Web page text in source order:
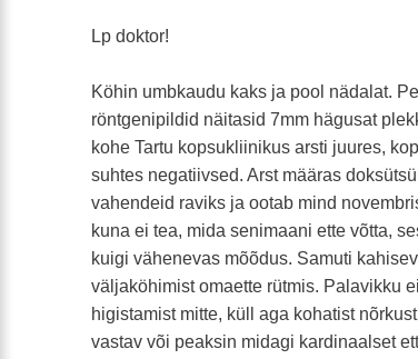
Lp doktor!
Köhin umbkaudu kaks ja pool nädalat.
röntgenipildid näitasid 7mm hägusat
kohe Tartu kopsukliinikus arsti juures,
suhtes negatiivsed. Arst määras
vahendeid raviks ja ootab mind
kuna ei tea, mida senimaani ette võtta,
kuigi vähenevas mõõdus. Samuti
väljaköhimist omaette rütmis. Palavikku
higistamist mitte, küll aga kohatist
vastav või peaksin midagi kardinaalset